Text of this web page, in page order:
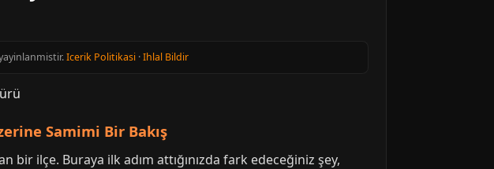
Icerik Politikasi ·Ihlal Bildir
Samimi Bir Bakış
bir ilçe. Buraya ilk adım attığınızda fark edeceğiniz şey,